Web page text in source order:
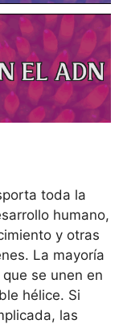
toda la
humano,
y otras
La mayoría
se unen en
hélice. Si
las